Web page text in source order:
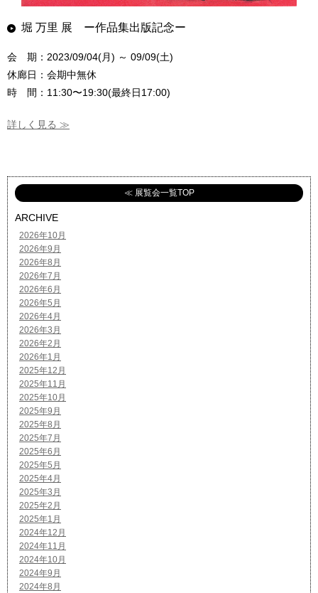
堀 万里 展 ー作品集出版記念ー
会 期：2023/09/04(月) ～ 09/09(土)
休廊日：会期中無休
時 間：11:30〜19:30(最終日17:00)
詳しく見る ≫
≪ 展覧会一覧TOP
ARCHIVE
2026年10月
2026年9月
2026年8月
2026年7月
2026年6月
2026年5月
2026年4月
2026年3月
2026年2月
2026年1月
2025年12月
2025年11月
2025年10月
2025年9月
2025年8月
2025年7月
2025年6月
2025年5月
2025年4月
2025年3月
2025年2月
2025年1月
2024年12月
2024年11月
2024年10月
2024年9月
2024年8月